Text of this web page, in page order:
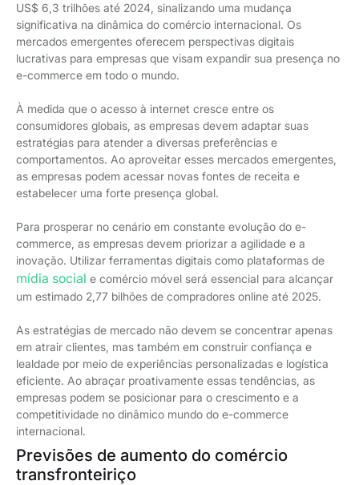
US$ 6,3 trilhões até 2024, sinalizando uma mudança
significativa na dinâmica do comércio internacional. Os
mercados emergentes oferecem perspectivas digitais
lucrativas para empresas que visam expandir sua presença no
e-commerce em todo o mundo.
À medida que o acesso à internet cresce entre os
consumidores globais, as empresas devem adaptar suas
estratégias para atender a diversas preferências e
comportamentos. Ao aproveitar esses mercados emergentes,
as empresas podem acessar novas fontes de receita e
estabelecer uma forte presença global.
Para prosperar no cenário em constante evolução do e-
commerce, as empresas devem priorizar a agilidade e a
inovação. Utilizar ferramentas digitais como plataformas de
mídia social e comércio móvel será essencial para alcançar
um estimado 2,77 bilhões de compradores online até 2025.
As estratégias de mercado não devem se concentrar apenas
em atrair clientes, mas também em construir confiança e
lealdade por meio de experiências personalizadas e logística
eficiente. Ao abraçar proativamente essas tendências, as
empresas podem se posicionar para o crescimento e a
competitividade no dinâmico mundo do e-commerce
internacional.
Previsões de aumento do comércio
transfronteiriço